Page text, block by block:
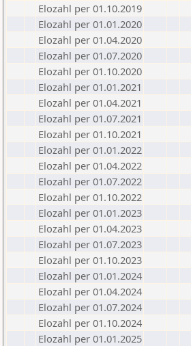
Elozahl per 01.10.2019
Elozahl per 01.01.2020
Elozahl per 01.04.2020
Elozahl per 01.07.2020
Elozahl per 01.10.2020
Elozahl per 01.01.2021
Elozahl per 01.04.2021
Elozahl per 01.07.2021
Elozahl per 01.10.2021
Elozahl per 01.01.2022
Elozahl per 01.04.2022
Elozahl per 01.07.2022
Elozahl per 01.10.2022
Elozahl per 01.01.2023
Elozahl per 01.04.2023
Elozahl per 01.07.2023
Elozahl per 01.10.2023
Elozahl per 01.01.2024
Elozahl per 01.04.2024
Elozahl per 01.07.2024
Elozahl per 01.10.2024
Elozahl per 01.01.2025